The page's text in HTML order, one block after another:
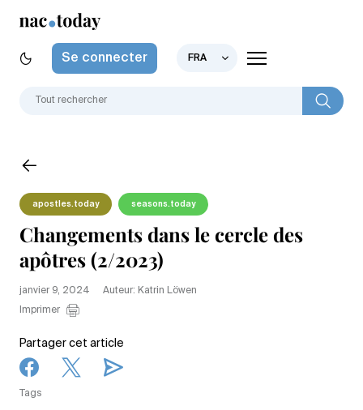
Se connecter FRA
apostles.today seasons.today
Changements dans le cercle des
apôtres (2/2023)
janvier 9, 2024
Auteur: Katrin Löwen
Imprimer
Partager cet article
Tags